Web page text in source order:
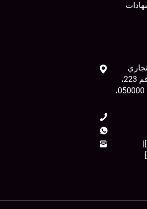
تشونغهاو، شارع جيانشيه الشمالي رقم 223،
منطقة تشانغآن، مدينة شيجياتشوانغ، 050000،